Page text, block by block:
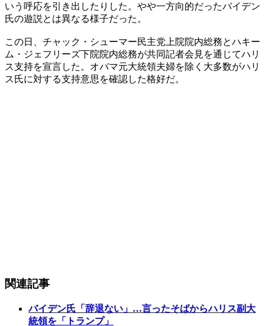
いう呼応を引き出したりした。やや一方向的だったバイデン
氏の遊説とは異なる様子だった。
この日、チャック・シューマー民主党上院院内総務とハキー
ム・ジェフリーズ下院院内総務が共同記者会見を通じてハリ
ス支持を宣言した。オバマ元大統領夫婦を除く大多数がハリ
ス氏に対する支持意思を確認した格好だ。
関連記事
バイデン氏「辞退ない」…言ったそばからハリス副大
統領を「トランプ」